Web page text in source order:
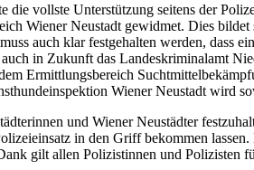
die vollste Unterstützung seitens der
Wiener Neustadt gewidmet. Dies
auch klar festgehalten werden, dass
in Zukunft das Landeskriminalamt
Ermittlungsbereich
Wiener Neustadt wird
und Wiener Neustädter
in den Griff bekommen
gilt allen Polizistinnen und Polizisten